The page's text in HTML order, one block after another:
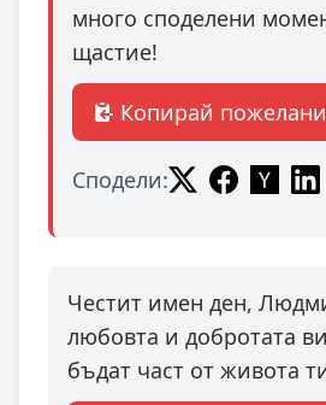
много споделени
щастие!
Копирай
Сподели:
Честит имен ден,
любовта и добротата
бъдат част от живота